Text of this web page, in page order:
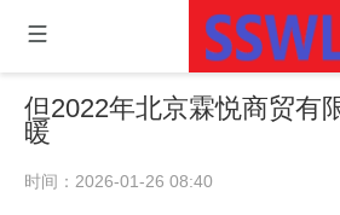
但2022年北京霖悦商贸有
暖
时间：2026-01-26 08:40